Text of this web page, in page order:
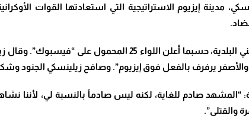
مدينة إيزيوم الاستراتيجية التي استعادتها القوات
وشارك في احتفال رفع العلم الأوكراني في مبني
والأصفر يرفرف بالفعل فوق إيزيوم”. وصافح زيلينسكي
صادم للغاية، لكنه ليس صادماً بالنسبة لي، لأننا
والقتلى”.